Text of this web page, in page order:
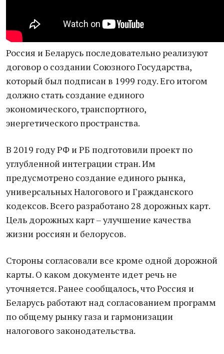
Россия и Беларусь последовательно реализуют
договор о создании Союзного Государства,
который был подписан в 1999 году. Его итогом
должно стать создание единого
экономического, транспортного,
энергетического пространства.
В 2019 году РФ и РБ подготовили проект по
углубленной интеграции стран. Им
предусмотрено создание единого рынка,
универсальных Налогового и Гражданского
кодексов. Всего разработано 28 дорожных карт.
Цель дорожных карт – улучшение качества
жизни россиян и белорусов.
Стороны согласовали все кроме одной дорожной
карты. О каком документе идет речь не
уточняется. Ранее сообщалось, что Россия и
Беларусь работают над согласованием программ
по общему рынку газа и гармонизации
налогового законодательства.